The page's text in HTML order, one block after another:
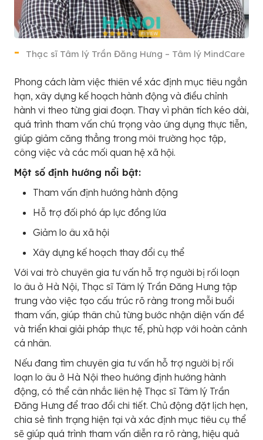
Thạc sĩ Tâm lý Trần Đăng Hưng – Tâm lý MindCare
Phong cách làm việc thiên về xác định mục tiêu ngắn
hạn, xây dựng kế hoạch hành động và điều chỉnh
hành vi theo từng giai đoạn. Thay vì phân tích kéo dài,
quá trình tham vấn chú trọng vào ứng dụng thực tiễn,
giúp giảm căng thẳng trong môi trường học tập,
công việc và các mối quan hệ xã hội.
Một số định hướng nổi bật:
Tham vấn định hướng hành động
Hỗ trợ đối phó áp lực đồng lứa
Giảm lo âu xã hội
Xây dựng kế hoạch thay đổi cụ thể
Với vai trò chuyên gia tư vấn hỗ trợ người bị rối loạn
lo âu ở Hà Nội, Thạc sĩ Tâm lý Trần Đăng Hưng tập
trung vào việc tạo cấu trúc rõ ràng trong mỗi buổi
tham vấn, giúp thân chủ từng bước nhận diện vấn đề
và triển khai giải pháp thực tế, phù hợp với hoàn cảnh
cá nhân.
Nếu đang tìm chuyên gia tư vấn hỗ trợ người bị rối
loạn lo âu ở Hà Nội theo hướng định hướng hành
động, có thể cân nhắc liên hệ Thạc sĩ Tâm lý Trần
Đăng Hưng để trao đổi chi tiết. Chủ động đặt lịch hẹn,
chia sẻ tình trạng hiện tại và xác định mục tiêu cụ thể
sẽ giúp quá trình tham vấn diễn ra rõ ràng, hiệu quả